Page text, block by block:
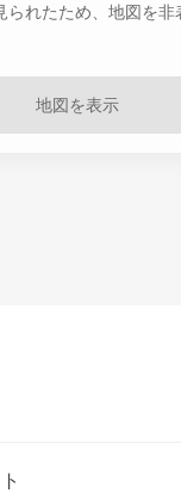
られたため、地図を非
地図を表示